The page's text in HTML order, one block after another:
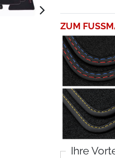
ZUM
Ihre